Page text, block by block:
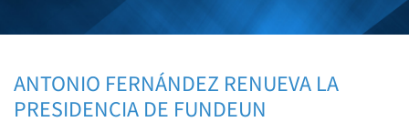
ANTONIO FERNÁNDEZ RENUEVA LA
PRESIDENCIA DE FUNDEUN